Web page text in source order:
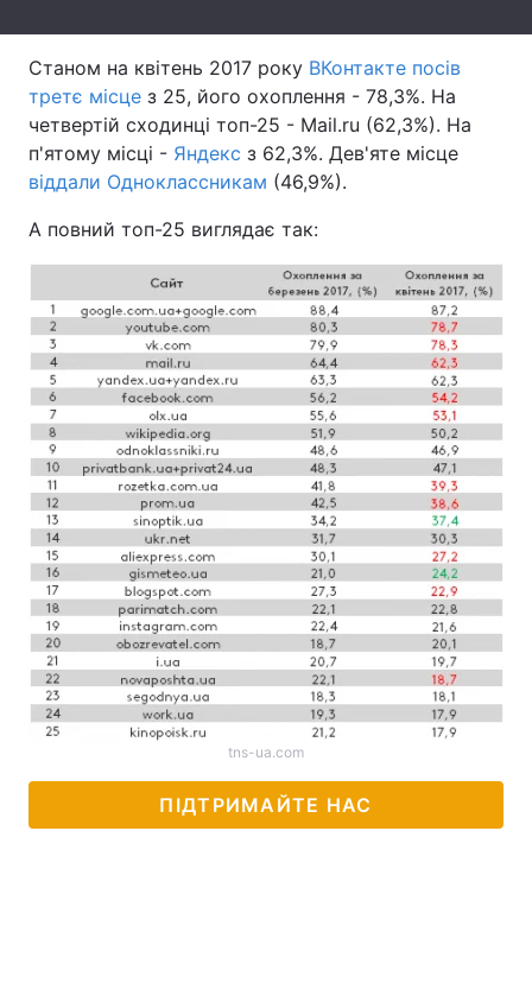
Послуги
Тема оформлення
Станом на квітень 2017 року ВКонтакте посів
третє місце з 25, його охоплення - 78,3%. На
четвертій сходинці топ-25 - Mail.ru (62,3%). На
п'ятому місці - Яндекс з 62,3%. Дев'яте місце
віддали Одноклассникам (46,9%).
А повний топ-25 виглядає так:
tns-ua.com
ПІДТРИМАЙТЕ НАС